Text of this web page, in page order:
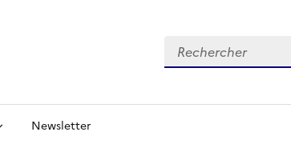
Rechercher
Newsletter